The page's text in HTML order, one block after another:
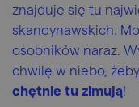
znajduje się tu
skandynawskich.
osobników naraz.
chwilę w niebo,
chętnie tu zimują!